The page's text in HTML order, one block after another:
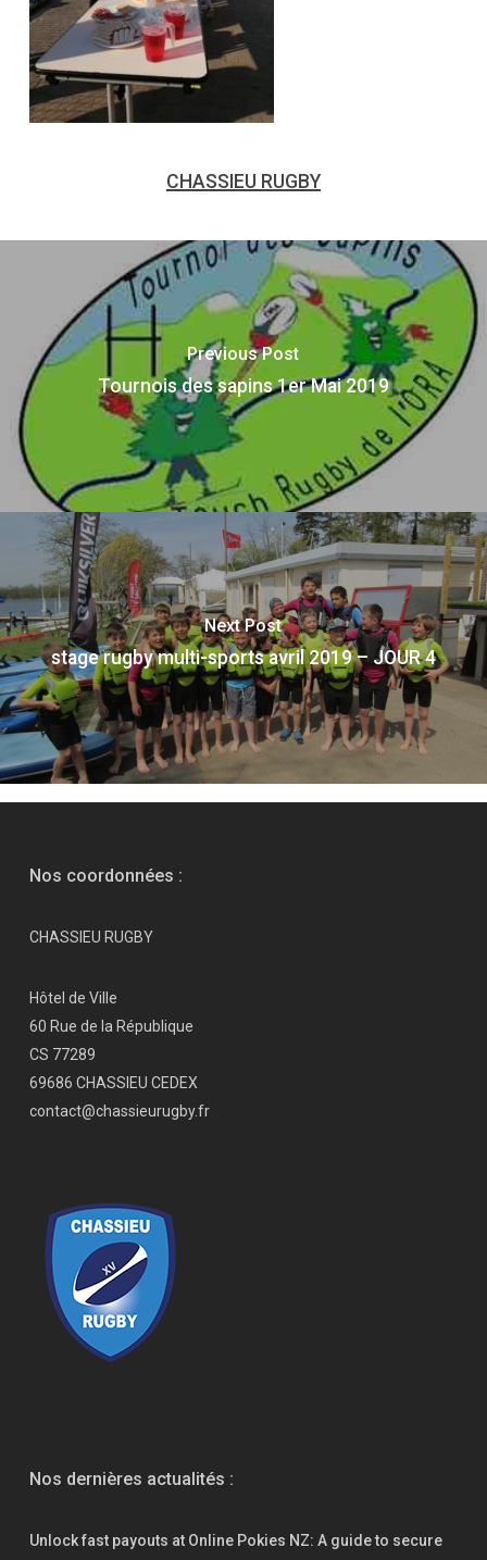
CHASSIEU RUGBY
Previous Post
Tournois des sapins 1er Mai 2019
Next Post
stage rugby multi-sports avril 2019 – JOUR 4
Nos coordonnées :
CHASSIEU RUGBY
Hôtel de Ville
60 Rue de la République
CS 77289
69686 CHASSIEU CEDEX
contact@chassieurugby.fr
Nos dernières actualités :
Unlock fast payouts at Online Pokies NZ: A guide to secure